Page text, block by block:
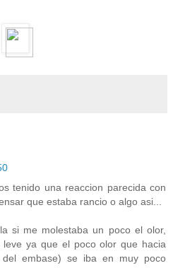
tenido una reaccion parecida con
que estaba rancio o algo asi...
si me molestaba un poco el olor,
ya que el poco olor que hacia
del embase) se iba en muy poco